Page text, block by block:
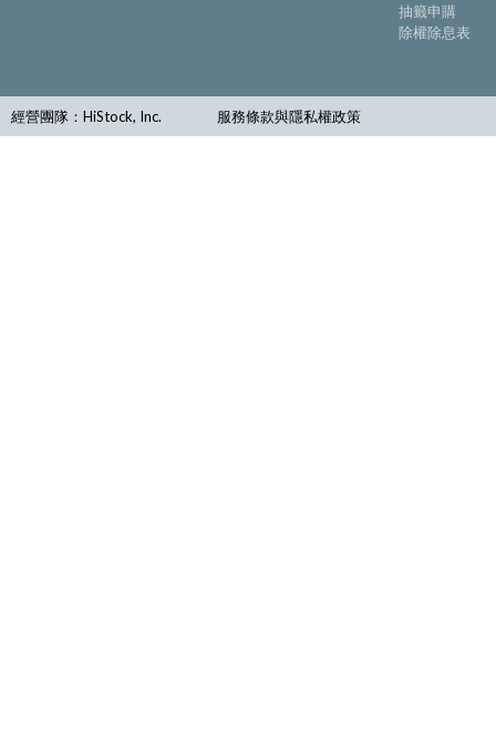
抽籤申購
除權除息表
經營團隊：HiStock, Inc. 服務條款與隱私權政策